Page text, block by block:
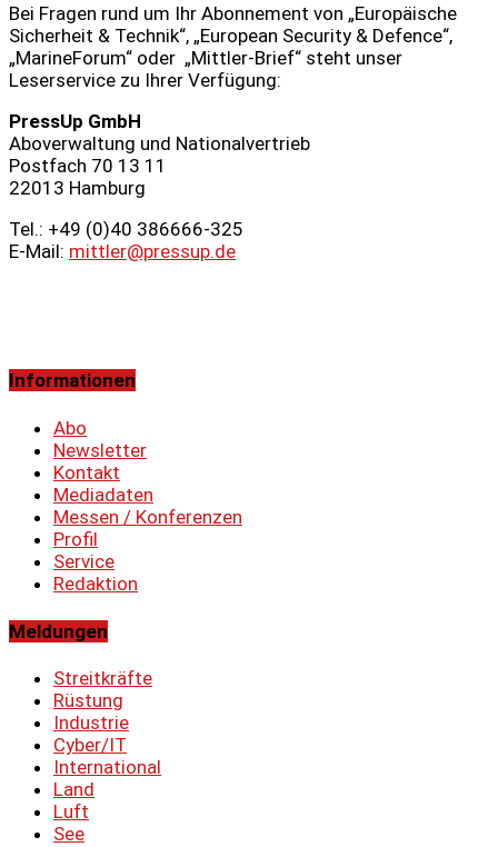
Bei Fragen rund um Ihr Abonnement von „Europäische
Sicherheit & Technik“, „European Security & Defence“,
„MarineForum“ oder „Mittler-Brief“ steht unser
Leserservice zu Ihrer Verfügung:
PressUp GmbH
Aboverwaltung und Nationalvertrieb
Postfach 70 13 11
22013 Hamburg
Tel.: +49 (0)40 386666‑325
E-Mail: mittler@pressup.de
Informationen
Abo
Newsletter
Kontakt
Mediadaten
Messen / Konferenzen
Profil
Service
Redaktion
Meldungen
Streitkräfte
Rüstung
Industrie
Cyber/IT
International
Land
Luft
See